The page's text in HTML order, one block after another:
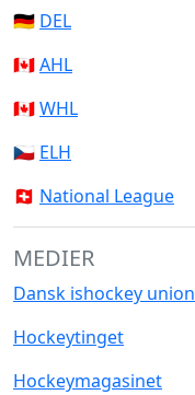
🇩🇪 DEL
🇨🇦AHL
🇨🇦WHL
🇨🇿 ELH
🇨🇭 National League
MEDIER
Dansk ishockey union
Hockeytinget
Hockeymagasinet